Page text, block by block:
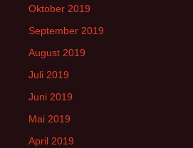
Oktober 2019
September 2019
August 2019
Juli 2019
Juni 2019
Mai 2019
April 2019